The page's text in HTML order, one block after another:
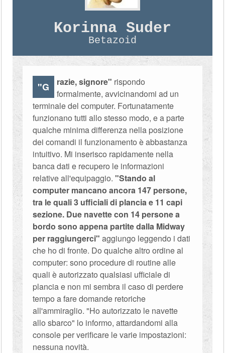
Korinna Suder
Betazoid
"G razie, signore" rispondo
formalmente, avvicinandomi ad un
terminale del computer. Fortunatamente
funzionano tutti allo stesso modo, e a parte
qualche minima differenza nella posizione
dei comandi il funzionamento è abbastanza
intuitivo. Mi inserisco rapidamente nella
banca dati e recupero le informazioni
relative all'equipaggio."Stando al
computer mancano ancora 147 persone,
tra le quali 3 ufficiali di plancia e 11 capi
sezione. Due navette con 14 persone a
bordo sono appena partite dalla Midway
per raggiungerci" aggiungo leggendo i dati
che ho di fronte. Do qualche altro ordine al
computer: sono procedure di routine alle
quali è autorizzato qualsiasi ufficiale di
plancia e non mi sembra il caso di perdere
tempo a fare domande retoriche
all'ammiraglio. "Ho autorizzato le navette
allo sbarco" lo informo, attardandomi alla
console per verificare le varie impostazioni:
nessuna novità.